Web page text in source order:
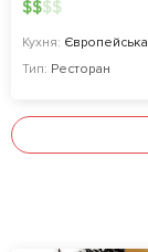
Кухня: Європейська
Тип: Ресторан
$$$$